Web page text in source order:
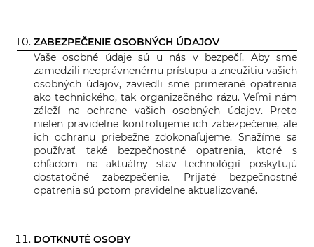
ZABEZPEČENIE OSOBNÝCH ÚDAJOV
Vaše osobné údaje sú u nás v bezpečí. Aby sme
zamedzili neoprávnenému prístupu a zneužitiu vašich
osobných údajov, zaviedli sme primerané opatrenia
ako technického, tak organizačného rázu. Veľmi nám
záleží na ochrane vašich osobných údajov. Preto
nielen pravidelne kontrolujeme ich zabezpečenie, ale
ich ochranu priebežne zdokonaľujeme. Snažíme sa
používať také bezpečnostné opatrenia, ktoré s
ohľadom na aktuálny stav technológií poskytujú
dostatočné zabezpečenie. Prijaté bezpečnostné
opatrenia sú potom pravidelne aktualizované.
DOTKNUTÉ OSOBY